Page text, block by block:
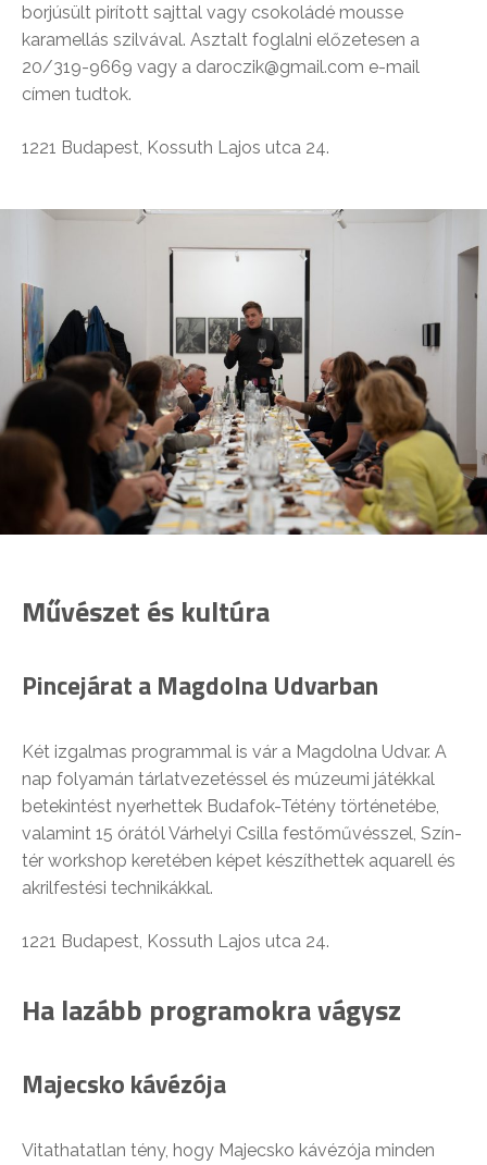
borjúsült pirított sajttal vagy csokoládé mousse
karamellás szilvával. Asztalt foglalni előzetesen a
20/319-9669 vagy a daroczik@gmail.com e-mail
címen tudtok.
1221 Budapest, Kossuth Lajos utca 24.
Művészet és kultúra
Pincejárat a Magdolna Udvarban
Két izgalmas programmal is vár a Magdolna Udvar. A
nap folyamán tárlatvezetéssel és múzeumi játékkal
betekintést nyerhettek Budafok-Tétény történetébe,
valamint 15 órától Várhelyi Csilla festőművésszel, Szín-
tér workshop keretében képet készíthettek aquarell és
akrilfestési technikákkal.
1221 Budapest, Kossuth Lajos utca 24.
Ha lazább programokra vágysz
Majecsko kávézója
Vitathatatlan tény, hogy Majecsko kávézója minden